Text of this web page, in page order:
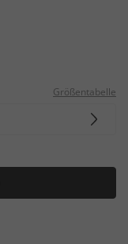
Größentabelle